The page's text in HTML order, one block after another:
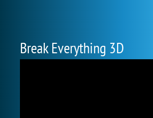
Break Everything 3D